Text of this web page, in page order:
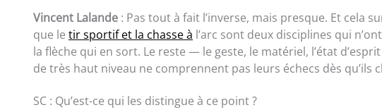
Vincent Lalande : Pas tout à fait l’inverse, mais presque. Et cela
que le tir sportif et la chasse à l’arc sont deux disciplines qui
la flèche qui en sort. Le reste — le geste, le matériel, l’état
de très haut niveau ne comprennent pas leurs échecs dès qu’ils
SC : Qu’est-ce qui les distingue à ce point ?